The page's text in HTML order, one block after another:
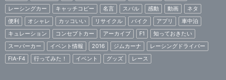
レーシングカー
キャッチコピー 名言 スバル 感動 動画
ネタ
便利
オシャレ カッコいい リサイクル バイク アプリ
車中泊
キュレーション
コンセプトカー アーカイブ F1
知っておきたい
スーパーカー
イベント情報 2016 ジムカーナ
レーシングドライバー
FIA-F4
行ってみた！ イベント グッズ レース